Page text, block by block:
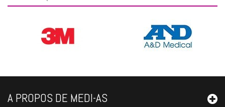
A PROPOS DE MEDI-AS